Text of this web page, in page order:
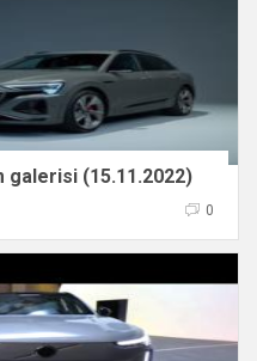
galerisi (15.11.2022)
0